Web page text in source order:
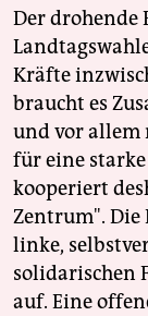
Der drohende
Kräfte
braucht es
und vor allem
für eine
kooperiert
Zentrum". Die
linke,
solidarischen
auf. Eine